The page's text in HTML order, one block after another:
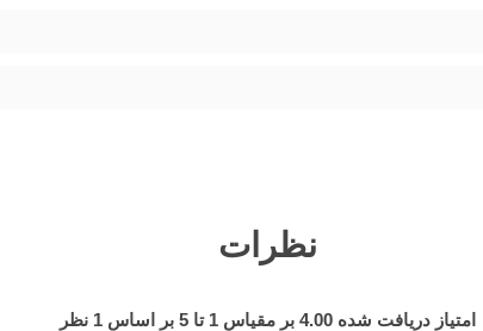
نظرات
امتیاز دریافت شده4.00 بر مقیاس1 تا5 بر اساس1 نظر